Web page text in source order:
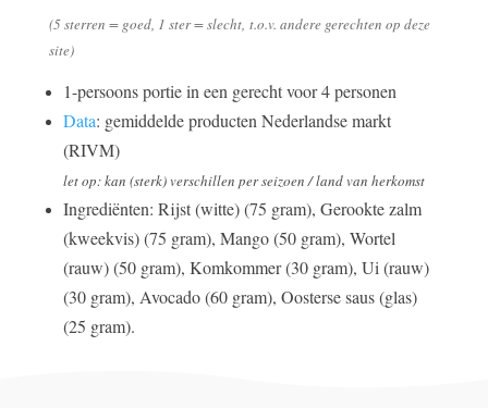
(5 sterren = goed, 1 ster = slecht, t.o.v. andere gerechten op deze
site)
1-persoons portie in een gerecht voor 4 personen
Data: gemiddelde producten Nederlandse markt
(RIVM)
let op: kan (sterk) verschillen per seizoen / land van herkomst
Ingrediënten: Rijst (witte) (75 gram), Gerookte zalm
(kweekvis) (75 gram), Mango (50 gram), Wortel
(rauw) (50 gram), Komkommer (30 gram), Ui (rauw)
(30 gram), Avocado (60 gram), Oosterse saus (glas)
(25 gram).